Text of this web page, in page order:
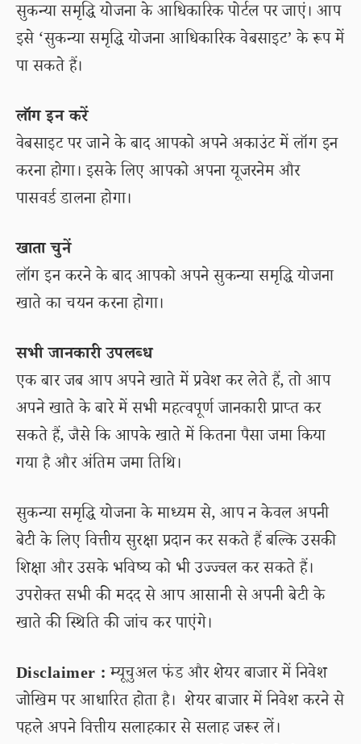
सुकन्या समृद्धि योजना के आधिकारिक पोर्टल पर जाएं। आप
इसे ‘सुकन्या समृद्धि योजना आधिकारिक वेबसाइट’ के रूप में
पा सकते हैं।
लॉग इन करें
वेबसाइट पर जाने के बाद आपको अपने अकाउंट में लॉग इन
करना होगा। इसके लिए आपको अपना यूजरनेम और
पासवर्ड डालना होगा।
खाता चुनें
लॉग इन करने के बाद आपको अपने सुकन्या समृद्धि योजना
खाते का चयन करना होगा।
सभी जानकारी उपलब्ध
एक बार जब आप अपने खाते में प्रवेश कर लेते हैं, तो आप
अपने खाते के बारे में सभी महत्वपूर्ण जानकारी प्राप्त कर
सकते हैं, जैसे कि आपके खाते में कितना पैसा जमा किया
गया है और अंतिम जमा तिथि।
सुकन्या समृद्धि योजना के माध्यम से, आप न केवल अपनी
बेटी के लिए वित्तीय सुरक्षा प्रदान कर सकते हैं बल्कि उसकी
शिक्षा और उसके भविष्य को भी उज्ज्वल कर सकते हैं।
उपरोक्त सभी की मदद से आप आसानी से अपनी बेटी के
खाते की स्थिति की जांच कर पाएंगे।
Disclaimer :म्यूचुअल फंड और शेयर बाजार में निवेश
जोखिम पर आधारित होता है। शेयर बाजार में निवेश करने से
पहले अपने वित्तीय सलाहकार से सलाह जरूर लें।